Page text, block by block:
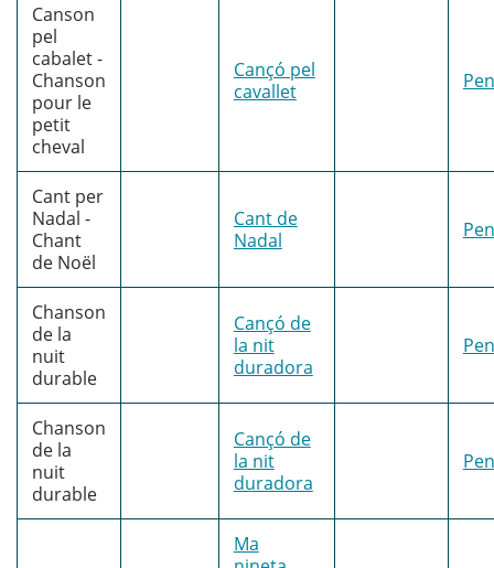
Canson
pel
cabalet -
Chanson
pour le
petit
cheval
Cançó pel
cavallet
Cant per
Nadal -
Chant
de Noël
Cant de
Nadal
Chanson
de la
nuit
durable
Cançó de
la nit
duradora
Chanson
de la
nuit
durable
Cançó de
la nit
duradora
Ma